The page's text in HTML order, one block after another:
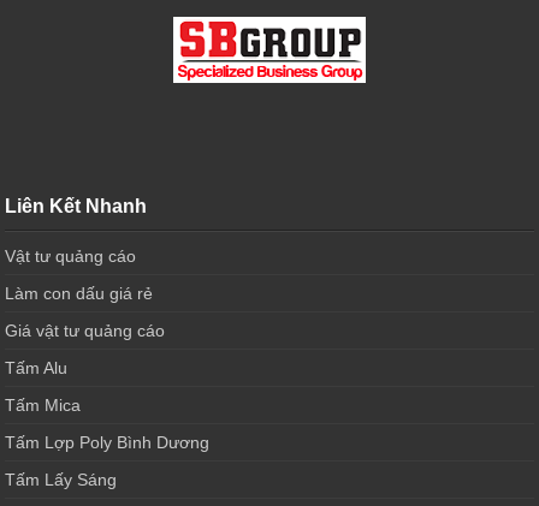
Liên Kết Nhanh
Vật tư quảng cáo
Làm con dấu giá rẻ
Giá vật tư quảng cáo
Tấm Alu
Tấm Mica
Tấm Lợp Poly Bình Dương
Tấm Lấy Sáng